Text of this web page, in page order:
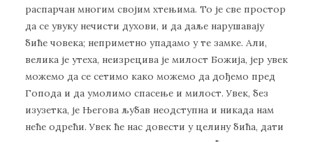
распарчан многим својим хтењима. То је све простор
да се увуку нечисти духови, и да даље нарушавају
биће човека; неприметно упадамо у те замке. Али,
велика је утеха, неизрецива је милост Божија, јер увек
можемо да се сетимо како можемо да дођемо пред
Гопода и да умолимо спасење и милост. Увек, без
изузетка, је Његова љубав неодступна и никада нам
неће одрећи. Увек ће нас довести у целину бића, дати